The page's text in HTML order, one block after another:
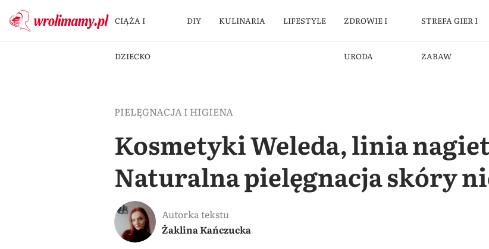
CIĄŻA I
DZIECKO
DIY KULINARIA LIFESTYLE ZDROWIE I
URODA
STREFA GIER I
ZABAW
PIELĘGNACJA I HIGIENA
Kosmetyki Weleda, linia
Naturalna pielęgnacja skóry
Autorka tekstu
Żaklina Kańczucka